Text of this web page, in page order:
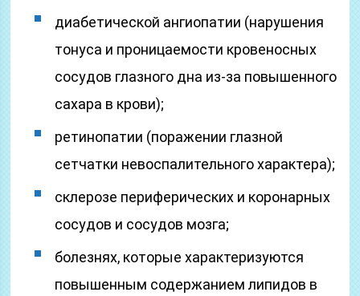
диабетической ангиопатии (нарушения
тонуса и проницаемости кровеносных
сосудов глазного дна из-за повышенного
сахара в крови);
ретинопатии (поражении глазной
сетчатки невоспалительного характера);
склерозе периферических и коронарных
сосудов и сосудов мозга;
болезнях, которые характеризуются
повышенным содержанием липидов в